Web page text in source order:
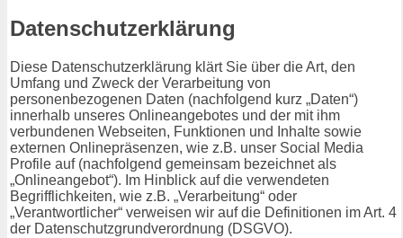
Datenschutzerklärung
Diese Datenschutzerklärung klärt Sie über die Art, den
Umfang und Zweck der Verarbeitung von
personenbezogenen Daten (nachfolgend kurz „Daten“)
innerhalb unseres Onlineangebotes und der mit ihm
verbundenen Webseiten, Funktionen und Inhalte sowie
externen Onlinepräsenzen, wie z.B. unser Social Media
Profile auf (nachfolgend gemeinsam bezeichnet als
„Onlineangebot“). Im Hinblick auf die verwendeten
Begrifflichkeiten, wie z.B. „Verarbeitung“ oder
„Verantwortlicher“ verweisen wir auf die Definitionen im Art. 4
der Datenschutzgrundverordnung (DSGVO).